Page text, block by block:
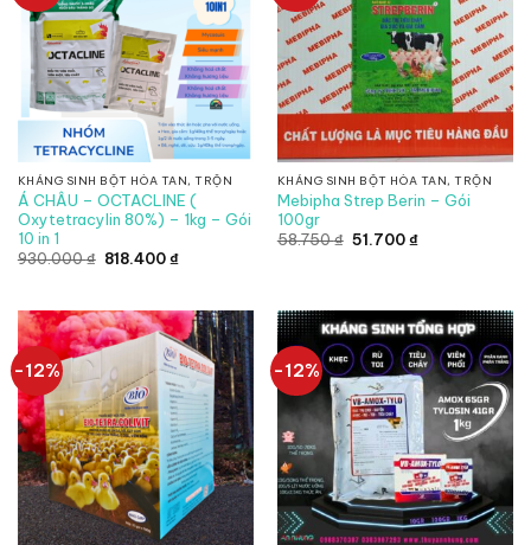
KHÁNG SINH BỘT HÒA TAN, TRỘN
Á CHÂU – OCTACLINE (
Oxytetracylin 80%) – 1kg – Gói
10 in 1
930.000₫ Giá
818.400₫Giá
818.400 ₫.
KHÁNG SINH BỘT HÒA TAN, TRỘN
Mebipha Strep Berin – Gói
100gr
58.750₫ Giá
51.700₫Giá
-12% -12%